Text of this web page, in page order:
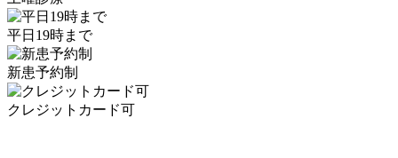
平日19時まで
新患予約制
クレジットカード可